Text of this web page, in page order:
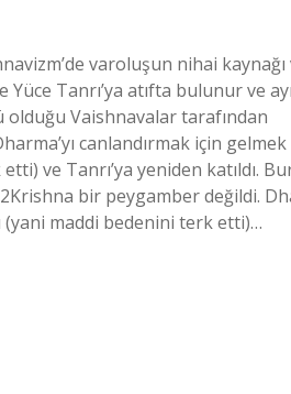
varoluşun nihai kaynağı
Tanrı’ya atıfta bulunur ve
Vaishnavalar tarafından
canlandırmak için gelmek
ve Tanrı’ya yeniden katıldı.
bir peygamber değildi.
(yani maddi bedenini terk etti)…